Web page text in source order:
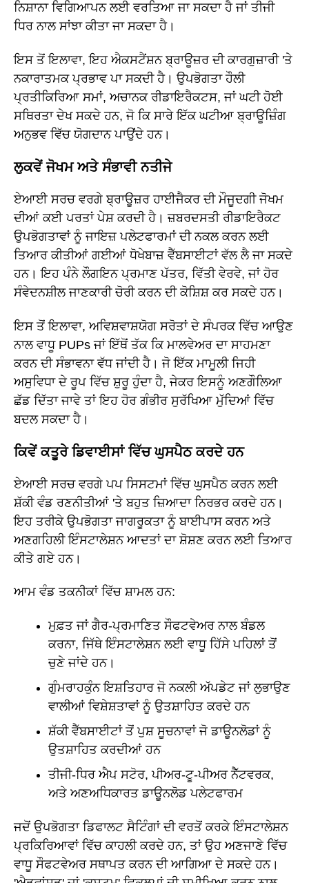
ਨਿਸ਼ਾਨਾ ਵਿਗਿਆਪਨ ਲਈ ਵਰਤਿਆ ਜਾ ਸਕਦਾ ਹੈ ਜਾਂ ਤੀਜੀ
ਧਿਰ ਨਾਲ ਸਾਂਝਾ ਕੀਤਾ ਜਾ ਸਕਦਾ ਹੈ।
ਇਸ ਤੋਂ ਇਲਾਵਾ, ਇਹ ਐਕਸਟੈਂਸ਼ਨ ਬ੍ਰਾਊਜ਼ਰ ਦੀ ਕਾਰਗੁਜ਼ਾਰੀ 'ਤੇ
ਨਕਾਰਾਤਮਕ ਪ੍ਰਭਾਵ ਪਾ ਸਕਦੀ ਹੈ। ਉਪਭੋਗਤਾ ਹੌਲੀ
ਪ੍ਰਤੀਕਿਰਿਆ ਸਮਾਂ, ਅਚਾਨਕ ਰੀਡਾਇਰੈਕਟਸ, ਜਾਂ ਘਟੀ ਹੋਈ
ਸਥਿਰਤਾ ਦੇਖ ਸਕਦੇ ਹਨ, ਜੋ ਕਿ ਸਾਰੇ ਇੱਕ ਘਟੀਆ ਬ੍ਰਾਊਜ਼ਿੰਗ
ਅਨੁਭਵ ਵਿੱਚ ਯੋਗਦਾਨ ਪਾਉਂਦੇ ਹਨ।
ਲੁਕਵੇਂ ਜੋਖਮ ਅਤੇ ਸੰਭਾਵੀ ਨਤੀਜੇ
ਏਆਈ ਸਰਚ ਵਰਗੇ ਬ੍ਰਾਊਜ਼ਰ ਹਾਈਜੈਕਰ ਦੀ ਮੌਜੂਦਗੀ ਜੋਖਮ
ਦੀਆਂ ਕਈ ਪਰਤਾਂ ਪੇਸ਼ ਕਰਦੀ ਹੈ। ਜ਼ਬਰਦਸਤੀ ਰੀਡਾਇਰੈਕਟ
ਉਪਭੋਗਤਾਵਾਂ ਨੂੰ ਜਾਇਜ਼ ਪਲੇਟਫਾਰਮਾਂ ਦੀ ਨਕਲ ਕਰਨ ਲਈ
ਤਿਆਰ ਕੀਤੀਆਂ ਗਈਆਂ ਧੋਖੇਬਾਜ਼ ਵੈੱਬਸਾਈਟਾਂ ਵੱਲ ਲੈ ਜਾ ਸਕਦੇ
ਹਨ। ਇਹ ਪੰਨੇ ਲੌਗਇਨ ਪ੍ਰਮਾਣ ਪੱਤਰ, ਵਿੱਤੀ ਵੇਰਵੇ, ਜਾਂ ਹੋਰ
ਸੰਵੇਦਨਸ਼ੀਲ ਜਾਣਕਾਰੀ ਚੋਰੀ ਕਰਨ ਦੀ ਕੋਸ਼ਿਸ਼ ਕਰ ਸਕਦੇ ਹਨ।
ਇਸ ਤੋਂ ਇਲਾਵਾ, ਅਵਿਸ਼ਵਾਸ਼ਯੋਗ ਸਰੋਤਾਂ ਦੇ ਸੰਪਰਕ ਵਿੱਚ ਆਉਣ
ਨਾਲ ਵਾਧੂ PUPs ਜਾਂ ਇੱਥੋਂ ਤੱਕ ਕਿ ਮਾਲਵੇਅਰ ਦਾ ਸਾਹਮਣਾ
ਕਰਨ ਦੀ ਸੰਭਾਵਨਾ ਵੱਧ ਜਾਂਦੀ ਹੈ। ਜੋ ਇੱਕ ਮਾਮੂਲੀ ਜਿਹੀ
ਅਸੁਵਿਧਾ ਦੇ ਰੂਪ ਵਿੱਚ ਸ਼ੁਰੂ ਹੁੰਦਾ ਹੈ, ਜੇਕਰ ਇਸਨੂੰ ਅਣਗੌਲਿਆ
ਛੱਡ ਦਿੱਤਾ ਜਾਵੇ ਤਾਂ ਇਹ ਹੋਰ ਗੰਭੀਰ ਸੁਰੱਖਿਆ ਮੁੱਦਿਆਂ ਵਿੱਚ
ਬਦਲ ਸਕਦਾ ਹੈ।
ਕਿਵੇਂ ਕਤੂਰੇ ਡਿਵਾਈਸਾਂ ਵਿੱਚ ਘੁਸਪੈਠ ਕਰਦੇ ਹਨ
ਏਆਈ ਸਰਚ ਵਰਗੇ ਪਪ ਸਿਸਟਮਾਂ ਵਿੱਚ ਘੁਸਪੈਠ ਕਰਨ ਲਈ
ਸ਼ੱਕੀ ਵੰਡ ਰਣਨੀਤੀਆਂ 'ਤੇ ਬਹੁਤ ਜ਼ਿਆਦਾ ਨਿਰਭਰ ਕਰਦੇ ਹਨ।
ਇਹ ਤਰੀਕੇ ਉਪਭੋਗਤਾ ਜਾਗਰੂਕਤਾ ਨੂੰ ਬਾਈਪਾਸ ਕਰਨ ਅਤੇ
ਅਣਗਹਿਲੀ ਇੰਸਟਾਲੇਸ਼ਨ ਆਦਤਾਂ ਦਾ ਸ਼ੋਸ਼ਣ ਕਰਨ ਲਈ ਤਿਆਰ
ਕੀਤੇ ਗਏ ਹਨ।
ਆਮ ਵੰਡ ਤਕਨੀਕਾਂ ਵਿੱਚ ਸ਼ਾਮਲ ਹਨ:
ਮੁਫ਼ਤ ਜਾਂ ਗੈਰ-ਪ੍ਰਮਾਣਿਤ ਸੌਫਟਵੇਅਰ ਨਾਲ ਬੰਡਲ
ਕਰਨਾ, ਜਿੱਥੇ ਇੰਸਟਾਲੇਸ਼ਨ ਲਈ ਵਾਧੂ ਹਿੱਸੇ ਪਹਿਲਾਂ ਤੋਂ
ਚੁਣੇ ਜਾਂਦੇ ਹਨ।
ਗੁੰਮਰਾਹਕੁੰਨ ਇਸ਼ਤਿਹਾਰ ਜੋ ਨਕਲੀ ਅੱਪਡੇਟ ਜਾਂ ਲੁਭਾਉਣ
ਵਾਲੀਆਂ ਵਿਸ਼ੇਸ਼ਤਾਵਾਂ ਨੂੰ ਉਤਸ਼ਾਹਿਤ ਕਰਦੇ ਹਨ
ਸ਼ੱਕੀ ਵੈੱਬਸਾਈਟਾਂ ਤੋਂ ਪੁਸ਼ ਸੂਚਨਾਵਾਂ ਜੋ ਡਾਊਨਲੋਡਾਂ ਨੂੰ
ਉਤਸ਼ਾਹਿਤ ਕਰਦੀਆਂ ਹਨ
ਤੀਜੀ-ਧਿਰ ਐਪ ਸਟੋਰ, ਪੀਅਰ-ਟੂ-ਪੀਅਰ ਨੈੱਟਵਰਕ,
ਅਤੇ ਅਣਅਧਿਕਾਰਤ ਡਾਊਨਲੋਡ ਪਲੇਟਫਾਰਮ
ਜਦੋਂ ਉਪਭੋਗਤਾ ਡਿਫਾਲਟ ਸੈਟਿੰਗਾਂ ਦੀ ਵਰਤੋਂ ਕਰਕੇ ਇੰਸਟਾਲੇਸ਼ਨ
ਪ੍ਰਕਿਰਿਆਵਾਂ ਵਿੱਚ ਕਾਹਲੀ ਕਰਦੇ ਹਨ, ਤਾਂ ਉਹ ਅਣਜਾਣੇ ਵਿੱਚ
ਵਾਧੂ ਸੌਫਟਵੇਅਰ ਸਥਾਪਤ ਕਰਨ ਦੀ ਆਗਿਆ ਦੇ ਸਕਦੇ ਹਨ।